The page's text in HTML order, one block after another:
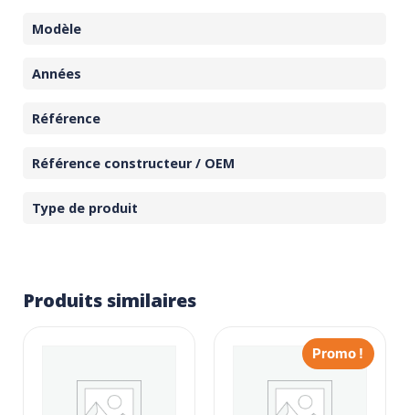
Modèle
Années
Référence
Référence constructeur / OEM
Type de produit
Produits similaires
Promo !